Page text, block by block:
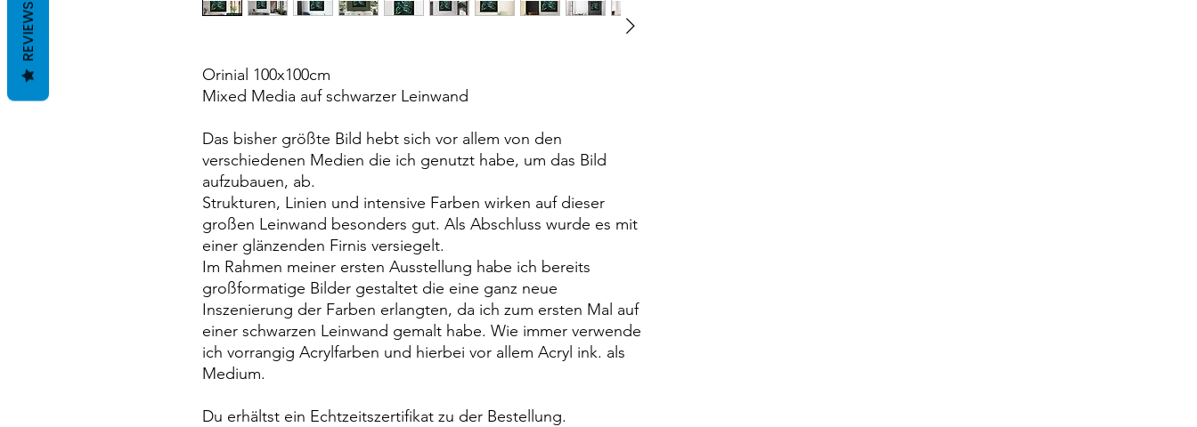
Orinial 100x100cm
Mixed Media auf schwarzer Leinwand
Das bisher größte Bild hebt sich vor allem von den
verschiedenen Medien die ich genutzt habe, um das Bild
aufzubauen, ab.
Strukturen, Linien und intensive Farben wirken auf dieser
großen Leinwand besonders gut. Als Abschluss wurde es mit
einer glänzenden Firnis versiegelt.
Im Rahmen meiner ersten Ausstellung habe ich bereits
großformatige Bilder gestaltet die eine ganz neue
Inszenierung der Farben erlangten, da ich zum ersten Mal auf
einer schwarzen Leinwand gemalt habe. Wie immer verwende
ich vorrangig Acrylfarben und hierbei vor allem Acryl ink. als
Medium.
Du erhältst ein Echtzeitszertifikat zu der Bestellung.
REVIEWS